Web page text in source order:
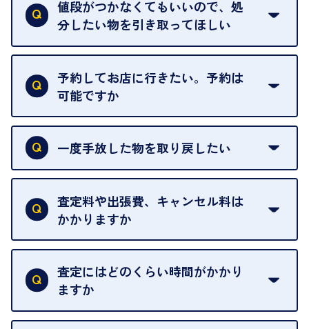
わることがございます。
値段がつかなくてもいいので、処
分したい物を引き取ってほしい
再販不可能な物は、場合によってはお断りすること
がございます。ご了承ください。
予約してお店に行きたい。予約は
可能ですか
申し訳ありませんが、現在はご来店の予約は承って
おりません。
を整えておりますので、お好きな時にお越しくださ
い。
お急ぎの場合はスタッフに一言お声がけください。
可能な限り、迅速に対応させていただきます。
一度手放した物を取り戻したい
当店は質店ではありませんので、買い取ったお品物
は基本的に販売へと回されます。買い戻しはできま
せんので、ご了承ください。
グオフが可能です。
契約破棄という形で、お品物をお戻しすることがで
きます。
売却当日を含む8日間のうちに、お気軽にお申し出
査定料や出張費、キャンセル料は
かかりますか
一切いただいておりません。査定金額にご納得いた
だけない場合は、その場でお断りいただいても問題
ございません。お気軽にご相談ください。
査定にはどのくらい時間がかかり
ますか
お品物の内容や点数によって異なりますが、店頭買